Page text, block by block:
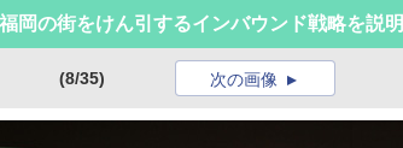
岡の街をけん引するインバウンド戦略を説明
(8/35) 次の画像